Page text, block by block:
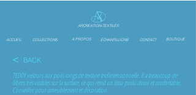
ARCREATION-TEXTILES
ACCUEIL COLLECTIONS A PROPOS ÉCHANTILLIONS CONTACT BOUTIQUE
< BACK
TEDDY velours aux poils longs de texture tridimensionnelle. Il a beaucoup de
fibres très visibles sur la surface, ce qui rend un tissu poilu doux et confortable.
Conseiller pour ameublement et décoration.